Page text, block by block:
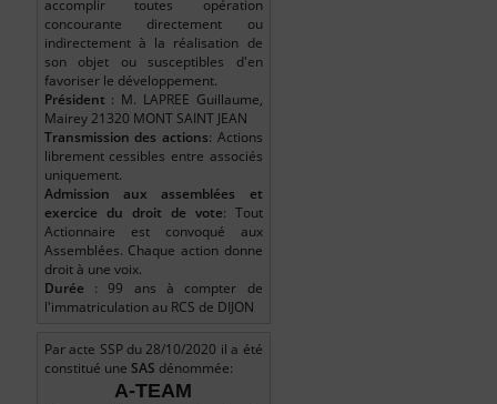
accomplir toutes opération
concourante directement ou
indirectement à la réalisation de
son objet ou susceptibles d'en
favoriser le développement.
Président : M. LAPREE Guillaume,
Mairey 21320 MONT SAINT JEAN
Transmission des actions: Actions
librement cessibles entre associés
uniquement.
Admission aux assemblées et
exercice du droit de vote: Tout
Actionnaire est convoqué aux
Assemblées. Chaque action donne
droit à une voix.
Durée : 99 ans à compter de
l'immatriculation au RCS de DIJON
Par acte SSP du 28/10/2020 il a été
constitué une SAS dénommée:
A-TEAM